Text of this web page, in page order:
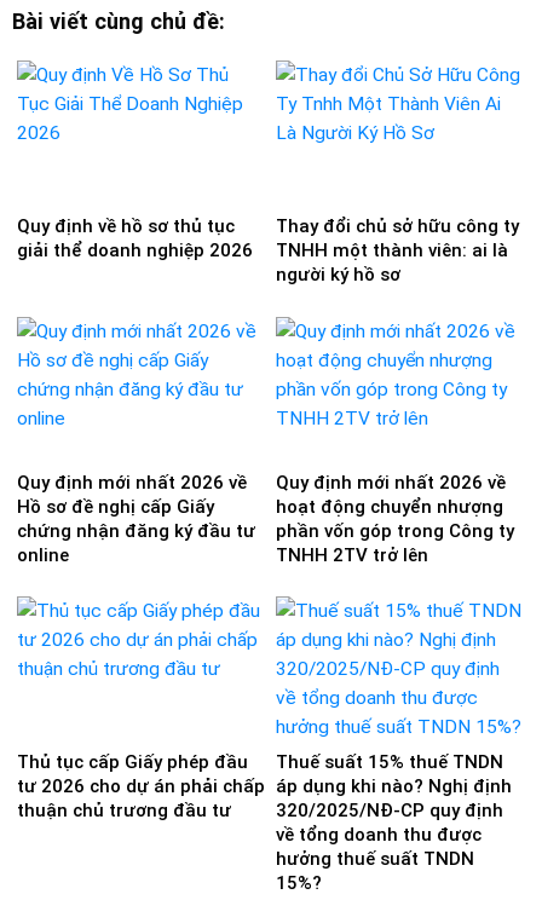
Bài viết cùng chủ đề:
Quy định về hồ sơ thủ tục
giải thể doanh nghiệp 2026
Thay đổi chủ sở hữu công ty
TNHH một thành viên: ai là
người ký hồ sơ
Quy định mới nhất 2026 về
Hồ sơ đề nghị cấp Giấy
chứng nhận đăng ký đầu tư
online
Quy định mới nhất 2026 về
hoạt động chuyển nhượng
phần vốn góp trong Công ty
TNHH 2TV trở lên
Thủ tục cấp Giấy phép đầu
tư 2026 cho dự án phải chấp
thuận chủ trương đầu tư
Thuế suất 15% thuế TNDN
áp dụng khi nào? Nghị định
320/2025/NĐ-CP quy định
về tổng doanh thu được
hưởng thuế suất TNDN
15%?